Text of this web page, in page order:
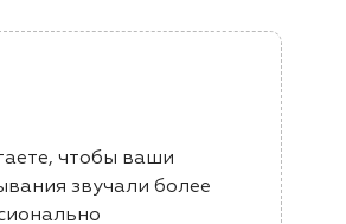
чтобы ваши
звучали более